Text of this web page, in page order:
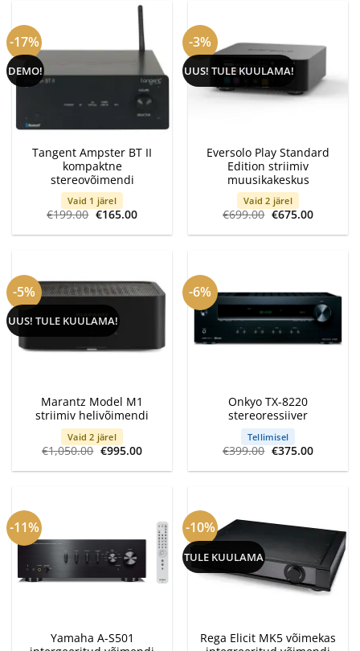
-17%
DEMO!
Tangent Ampster BT II
kompaktne
stereovõimendi
Vaid 1 järel
€199.00 Algne
hind
oli:
€165.00Current
is:
-3%
UUS! TULE KUULAMA!
Eversolo Play Standard
Edition striimiv
muusikakeskus
Vaid 2 järel
€699.00 Algne
hind
oli:
€675.00Current
is:
-5%
UUS! TULE KUULAMA!
Marantz Model M1
striimiv helivõimendi
Vaid 2 järel
€1,050.00 Algne
hind
oli:
€995.00Current
is:
-6%
Onkyo TX-8220
stereoressiiver
Tellimisel
€399.00 Algne
hind
oli:
€375.00Current
is:
-11%
Yamaha A-S501
-10%
TULE KUULAMA
Rega Elicit MK5 võimekas